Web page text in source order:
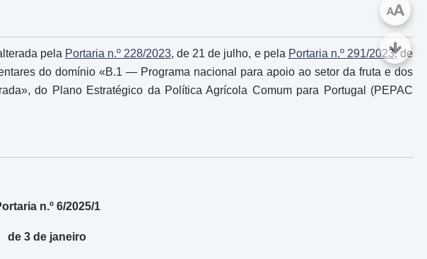
pela Portaria n.º 228/2023, de 21 de julho, e pela Portaria n.º 291/2023, de
do domínio «B.1 ― Programa nacional para apoio ao setor da fruta e dos
do Plano Estratégico da Política Agrícola Comum para Portugal (PEPAC
n.º 6/2025/1
de 3 de janeiro
AA